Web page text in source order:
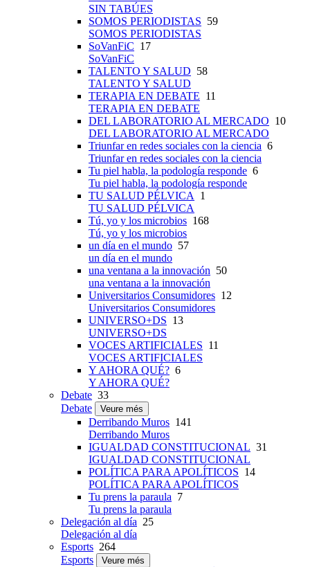
SIN TABÚES
SOMOS PERIODISTAS 59
SOMOS PERIODISTAS
SoVanFiC 17
SoVanFiC
TALENTO Y SALUD 58
TALENTO Y SALUD
TERAPIA EN DEBATE 11
TERAPIA EN DEBATE
DEL LABORATORIO AL MERCADO 10
DEL LABORATORIO AL MERCADO
Triunfar en redes sociales con la ciencia 6
Triunfar en redes sociales con la ciencia
Tu piel habla, la podología responde 6
Tu piel habla, la podología responde
TU SALUD PÉLVICA
1
TU SALUD PÉLVICA
Tú, yo y los microbios 168
Tú, yo y los microbios
un día en el mundo 57
un día en el mundo
una ventana a la innovación 50
una ventana a la innovación
Universitarios Consumidores 12
Universitarios Consumidores
UNIVERSO+DS 13
UNIVERSO+DS
VOCES ARTIFICIALES 11
VOCES ARTIFICIALES
Y AHORA QUÉ? 6
Y AHORA QUÉ?
Debate 33
Debate
Veure més
Derribando Muros 141
Derribando Muros
IGUALDAD CONSTITUCIONAL 31
IGUALDAD CONSTITUCIONAL
POLÍTICA PARA APOLÍTICOS 14
POLÍTICA PARA APOLÍTICOS
Tu prens la paraula 7
Tu prens la paraula
Delegación al día 25
Delegación al día
Esports 264
Esports
Veure més